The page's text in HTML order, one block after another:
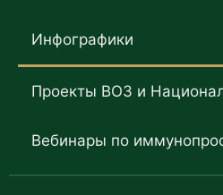
Инфографики
Проекты ВОЗ и
Вебинары по